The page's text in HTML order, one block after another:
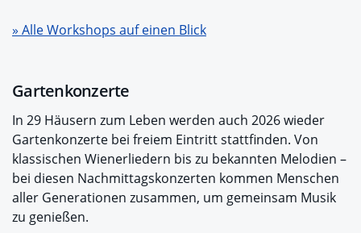
» Alle Workshops auf einen Blick
Gartenkonzerte
In 29 Häusern zum Leben werden auch 2026 wieder
Gartenkonzerte bei freiem Eintritt stattfinden. Von
klassischen Wienerliedern bis zu bekannten Melodien –
bei diesen Nachmittagskonzerten kommen Menschen
aller Generationen zusammen, um gemeinsam Musik
zu genießen.